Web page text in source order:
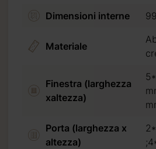
Dimensioni interne
Materiale
Finestra (larghezza
xaltezza)
Porta (larghezza x
altezza)